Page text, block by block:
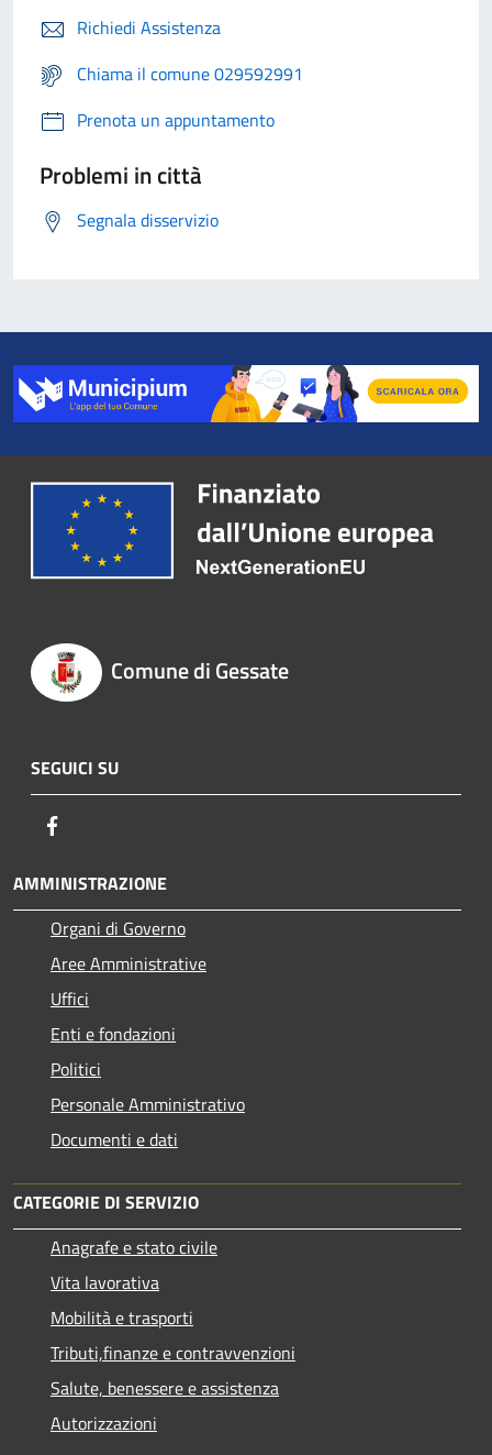
Richiedi Assistenza
Chiama il comune 029592991
Prenota un appuntamento
Problemi in città
Segnala disservizio
Comune di Gessate
SEGUICI SU
AMMINISTRAZIONE
Organi di Governo
Aree Amministrative
Uffici
Enti e fondazioni
Politici
Personale Amministrativo
Documenti e dati
CATEGORIE DI SERVIZIO
Anagrafe e stato civile
Vita lavorativa
Mobilità e trasporti
Tributi,finanze e contravvenzioni
Salute, benessere e assistenza
Autorizzazioni